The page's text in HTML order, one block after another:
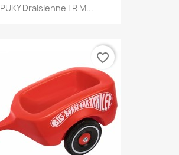
PUKY Draisienne LR M...
favorite_border